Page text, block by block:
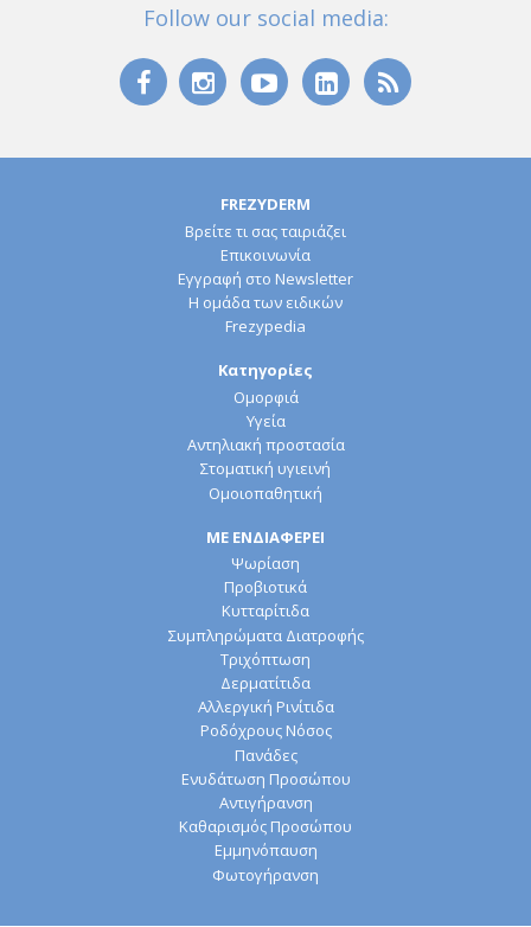
Follow our social media:
FREZYDERM
Βρείτε τι σας ταιριάζει
Επικοινωνία
Εγγραφή στο Newsletter
Η ομάδα των ειδικών
Frezypedia
Κατηγορίες
Ομορφιά
Υγεία
Αντηλιακή προστασία
Στοματική υγιεινή
Ομοιοπαθητική
ΜΕ ΕΝΔΙΑΦΕΡΕΙ
Ψωρίαση
Προβιοτικά
Κυτταρίτιδα
Συμπληρώματα Διατροφής
Τριχόπτωση
Δερματίτιδα
Αλλεργική Ρινίτιδα
Ροδόχρους Νόσος
Πανάδες
Ενυδάτωση Προσώπου
Αντιγήρανση
Καθαρισμός Προσώπου
Εμμηνόπαυση
Φωτογήρανση